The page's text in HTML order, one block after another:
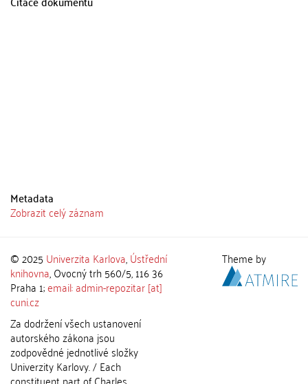
Metadata
Zobrazit celý záznam
© 2025 Univerzita Karlova,Ústřední
knihovna, Ovocný trh 560/5, 116 36
Praha 1;email: admin-repozitar [at]
cuni.cz
Za dodržení všech ustanovení
autorského zákona jsou
zodpovědné jednotlivé složky
Univerzity Karlovy. / Each
Theme by